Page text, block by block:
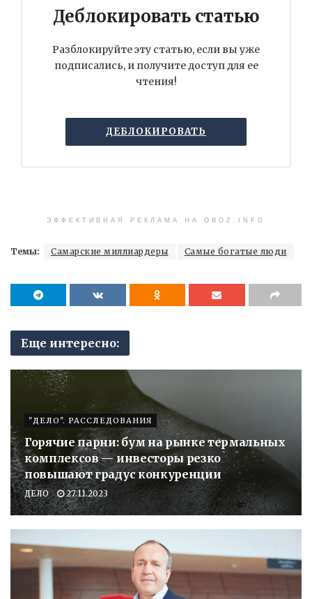
Деблокировать статью
Разблокируйте эту статью, если вы уже
подписались, и получите доступ для ее
чтения!
ДЕБЛОКИРОВАТЬ
ЭФФЕКТИВНАЯ РЕКЛАМА НА OBOZ.INFO
Темы: Самарские миллиардеры Самые богатые люди
Еще интересно:
"ДЕЛО". РАССЛЕДОВАНИЯ
Горячие парни: бум на рынке термальных
комплексов — инвесторы резко
повышают градус конкуренции
ДЕЛО 27.11.2023